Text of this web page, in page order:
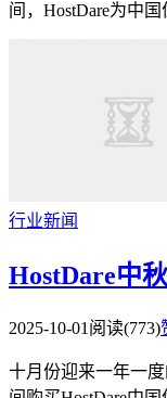
间，HostDare为中
行业新闻
HostDare中
2025-10-01 阅读(773)
十月份迎来一年一